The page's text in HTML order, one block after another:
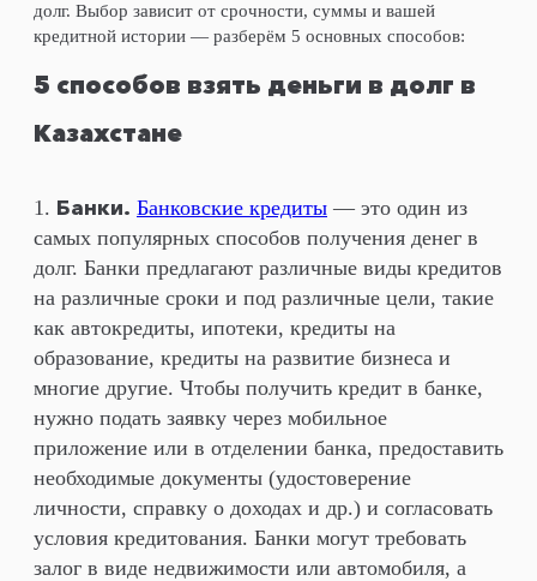
долг. Выбор зависит от срочности, суммы и вашей
кредитной истории — разберём 5 основных способов:
5 способов взять деньги в долг в
Казахстане
Банки. Банковские кредиты — это один из
самых популярных способов получения денег в
долг. Банки предлагают различные виды кредитов
на различные сроки и под различные цели, такие
как автокредиты, ипотеки, кредиты на
образование, кредиты на развитие бизнеса и
многие другие. Чтобы получить кредит в банке,
нужно подать заявку через мобильное
приложение или в отделении банка, предоставить
необходимые документы (удостоверение
личности, справку о доходах и др.) и согласовать
условия кредитования. Банки могут требовать
залог в виде недвижимости или автомобиля, а